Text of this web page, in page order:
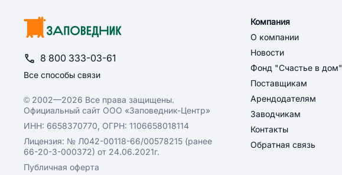
8 800 333-03-61
Все способы связи
© 2002—2026 Все права защищены.
Официальный сайт ООО «Заповедник-Центр»
ИНН: 6658370770, ОГРН: 1106658018114
Лицензия: № Л042-00118-66/00578215 (ранее
66-20-3-000372) от 24.06.2021г.
Публичная оферта
Компания
О компании
Новости
Фонд "Счастье в дом"
Поставщикам
Арендодателям
Заводчикам
Контакты
Обратная связь